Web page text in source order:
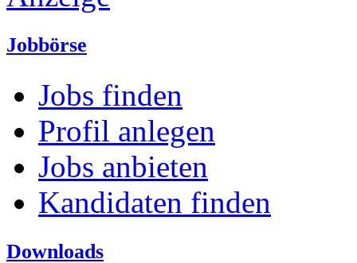
Jobbörse
Jobs finden
Profil anlegen
Jobs anbieten
Kandidaten finden
Downloads